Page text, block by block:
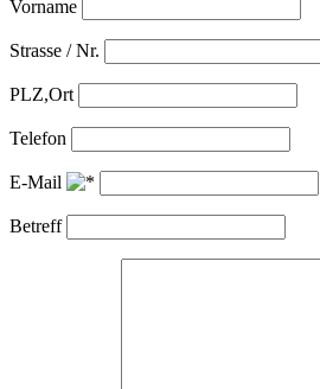
Vorname
Strasse / Nr.
PLZ,Ort
Telefon
E-Mail
Betreff